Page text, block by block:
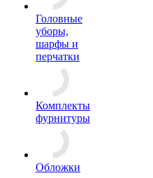
Головные
уборы,
шарфы и
перчатки
Комплекты
фурнитуры
Обложки